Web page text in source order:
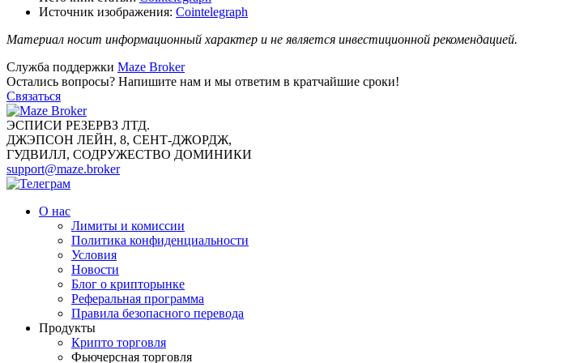
Источник изображения: Cointelegraph
Материал носит информационный характер и не является инвестиционной рекомендацией.
Служба поддержки Maze Broker
Остались вопросы? Напишите нам и мы ответим в кратчайшие сроки!
Связаться
ЭСПИСИ РЕЗЕРВЗ ЛТД.
ДЖЭПСОН ЛЕЙН, 8, СЕНТ-ДЖОРДЖ,
ГУДВИЛЛ, СОДРУЖЕСТВО ДОМИНИКИ
support@maze.broker
О нас
Лимиты и комиссии
Политика конфиденциальности
Условия
Новости
Блог о крипторынке
Реферальная программа
Правила безопасного перевода
Продукты
Крипто торговля
Фьючерсная торговля